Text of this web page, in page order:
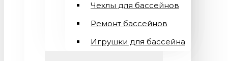
Чехлы для бассейнов
Ремонт бассейнов
Игрушки для бассейна